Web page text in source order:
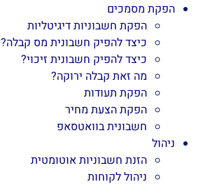
הפקת מסמכים
הפקת חשבוניות דיגיטליות
כיצד להפיק חשבונית מס קבלה?
כיצד להפיק חשבונית זיכוי?
מה זאת קבלה ירוקה?
הפקת תעודות
הפקת הצעת מחיר
חשבונית בוואטסאפ
ניהול
הזנת חשבוניות אוטומטית
ניהול לקוחות